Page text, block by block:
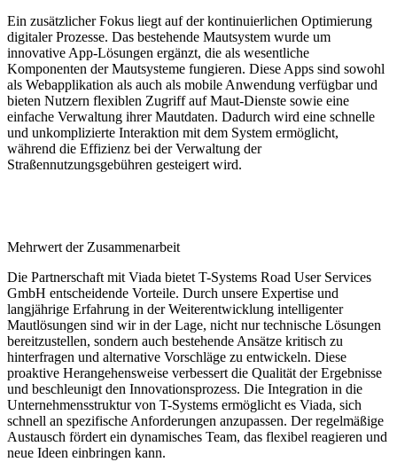
Ein zusätzlicher Fokus liegt auf der kontinuierlichen Optimierung
digitaler Prozesse. Das bestehende Mautsystem wurde um
innovative App-Lösungen ergänzt, die als wesentliche
Komponenten der Mautsysteme fungieren. Diese Apps sind sowohl
als Webapplikation als auch als mobile Anwendung verfügbar und
bieten Nutzern flexiblen Zugriff auf Maut-Dienste sowie eine
einfache Verwaltung ihrer Mautdaten. Dadurch wird eine schnelle
und unkomplizierte Interaktion mit dem System ermöglicht,
während die Effizienz bei der Verwaltung der
Straßennutzungsgebühren gesteigert wird.
Mehrwert der Zusammenarbeit
Die Partnerschaft mit Viada bietet T-Systems Road User Services
GmbH entscheidende Vorteile. Durch unsere Expertise und
langjährige Erfahrung in der Weiterentwicklung intelligenter
Mautlösungen sind wir in der Lage, nicht nur technische Lösungen
bereitzustellen, sondern auch bestehende Ansätze kritisch zu
hinterfragen und alternative Vorschläge zu entwickeln. Diese
proaktive Herangehensweise verbessert die Qualität der Ergebnisse
und beschleunigt den Innovationsprozess. Die Integration in die
Unternehmensstruktur von T-Systems ermöglicht es Viada, sich
schnell an spezifische Anforderungen anzupassen. Der regelmäßige
Austausch fördert ein dynamisches Team, das flexibel reagieren und
neue Ideen einbringen kann.